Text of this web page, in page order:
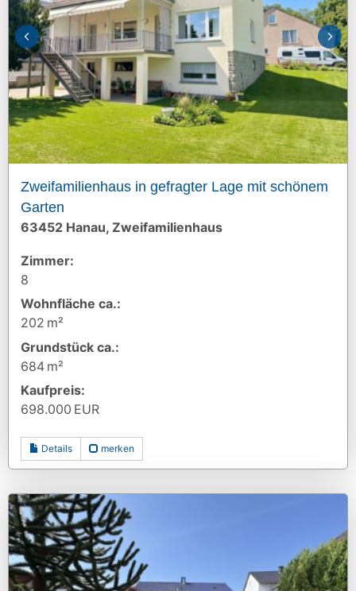
Zweifamilienhaus in gefragter Lage mit schönem
Garten
63452 Hanau, Zweifamilienhaus
Zimmer:
8
Wohnfläche ca.:
202 m²
Grund­stück ca.:
684 m²
Kaufpreis:
698.000 EUR
Details merken